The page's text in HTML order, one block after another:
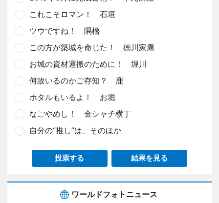
これこそロマン！ 石垣
ツウですね！ 隅櫓
この方が築城を命じた！ 徳川家康
お城の資材運搬のために！ 堀川
何故いるのかご存知？ 鹿
ホタルもいるよ！ お堀
なごやめし！ 金シャチ横丁
自分の“推し”は、そのほか
投票する 結果を見る
ワールドフォトニュース